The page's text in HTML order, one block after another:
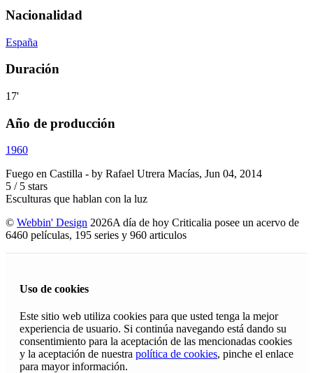
Nacionalidad
España
Duración
17'
Año de producción
1960
Fuego en Castilla - by Rafael Utrera Macías, Jun 04, 2014
5 / 5 stars
Esculturas que hablan con la luz
© Webbin' Design 2026A día de hoy Criticalia posee un acervo de
6460 películas, 195 series y 960 articulos
Uso de cookies
Este sitio web utiliza cookies para que usted tenga la mejor
experiencia de usuario. Si continúa navegando está dando su
consentimiento para la aceptación de las mencionadas cookies
y la aceptación de nuestra política de cookies, pinche el enlace
para mayor información.